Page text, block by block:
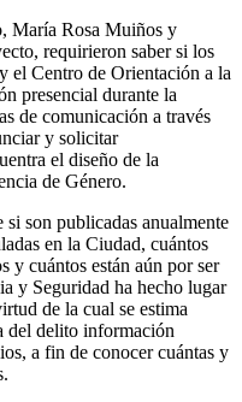
María Rosa Muiños y
requirieron saber si los
el Centro de Orientación a la
presencial durante la
de comunicación a través
y solicitar
el diseño de la
de Género.
son publicadas anualmente
en la Ciudad, cuántos
y cuántos están aún por ser
y Seguridad ha hecho lugar
de la cual se estima
del delito información
a fin de conocer cuántas y